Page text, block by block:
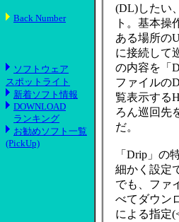
Back Number
ソフトウェア
スポットライト
新着ソフト情報
DOWNLOAD
ランキング
お勧めソフト一覧
(PickUp)
(DL)したい
ト。基本操
ある場所の
に接続して
の内容を「
ファイルの
覧表示する
ろん巡回先
だ。
「Drip」の
細かく設定
でも、ファ
べてダウン
による指定